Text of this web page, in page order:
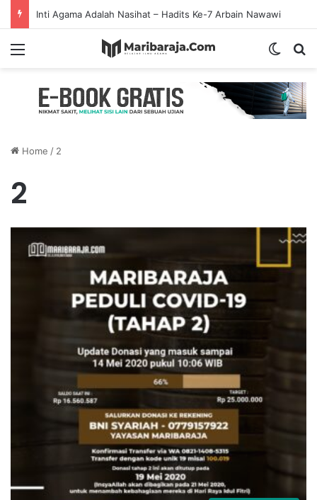
Inti Agama Adalah Nasihat – Hadits Ke-7 Arbain Nawawi
Home / 2
2